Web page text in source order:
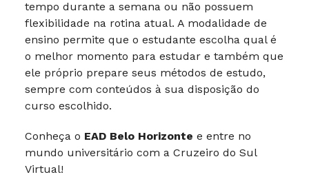
tempo durante a semana ou não possuem
flexibilidade na rotina atual. A modalidade de
ensino permite que o estudante escolha qual é
o melhor momento para estudar e também que
ele próprio prepare seus métodos de estudo,
sempre com conteúdos à sua disposição do
curso escolhido.
Conheça o EAD Belo Horizonte e entre no
mundo universitário com a Cruzeiro do Sul
Virtual!